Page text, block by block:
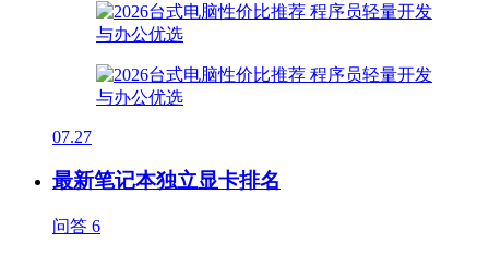
07.27
最新笔记本独立显卡排名
问答 6